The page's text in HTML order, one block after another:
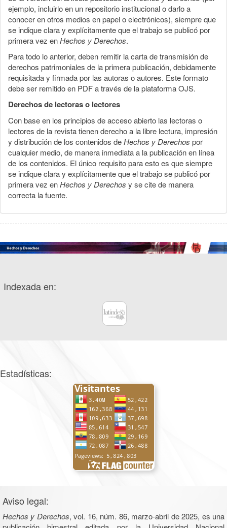
ejemplo, incluirlo en un repositorio institucional o darlo a
conocer en otros medios en papel o electrónicos), siempre que
se indique clara y explícitamente que el trabajo se publicó por
primera vez enHechos y Derechos.
Para todo lo anterior, deben remitir la carta de transmisión de
derechos patrimoniales de la primera publicación, debidamente
requisitada y firmada por las autoras o autores. Este formato
debe ser remitido en PDF a través de la plataforma OJS.
Derechos de lectoras o lectores
Con base en los principios de acceso abierto las lectoras o
lectores de la revista tienen derecho a la libre lectura, impresión
y distribución de los contenidos deHechos y Derechos por
cualquier medio, de manera inmediata a la publicación en línea
de los contenidos. El único requisito para esto es que siempre
se indique clara y explícitamente que el trabajo se publicó por
primera vez enHechos y Derechos y se cite de manera
correcta la fuente.
Indexada en:
Estadísticas:
Aviso legal:
Hechos y Derechos, vol. 16, núm. 86, marzo-abril de 2025, es una